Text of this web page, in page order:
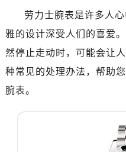
劳力士腕表是许多人
雅的设计深受人们的喜爱
然停止走动时，可能会让
种常见的处理办法，帮助
腕表。